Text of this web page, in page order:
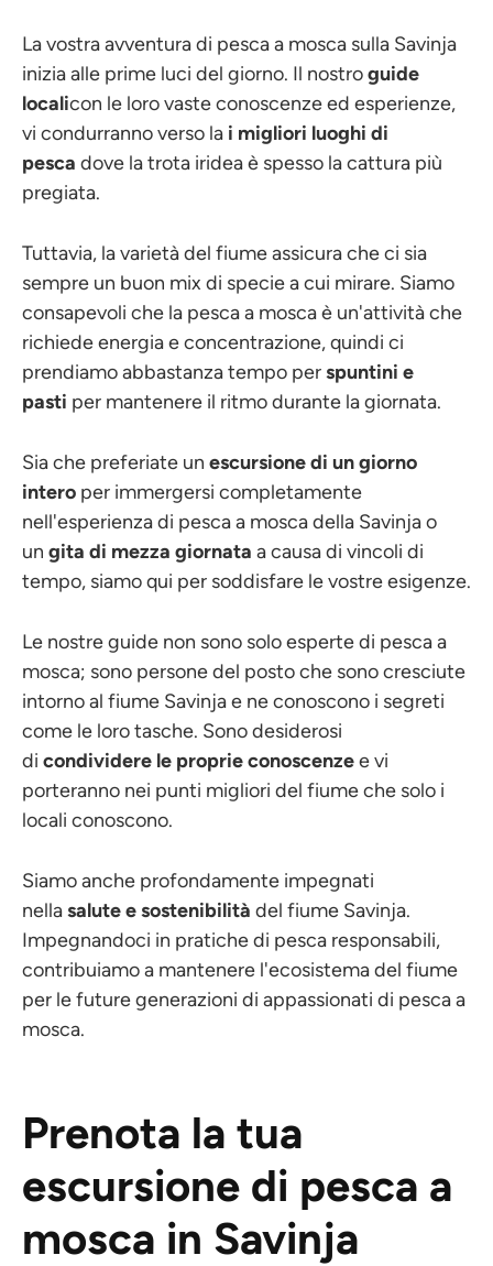
La vostra avventura di pesca a mosca sulla Savinja
inizia alle prime luci del giorno. Il nostroguide
localicon le loro vaste conoscenze ed esperienze,
vi condurranno verso la i migliori luoghi di
pesca dove la trota iridea è spesso la cattura più
pregiata.
Tuttavia, la varietà del fiume assicura che ci sia
sempre un buon mix di specie a cui mirare. Siamo
consapevoli che la pesca a mosca è un'attività che
richiede energia e concentrazione, quindi ci
prendiamo abbastanza tempo perspuntini e
pasti per mantenere il ritmo durante la giornata.
Sia che preferiate un escursione di un giorno
intero per immergersi completamente
nell'esperienza di pesca a mosca della Savinja o
un gita di mezza giornata a causa di vincoli di
tempo, siamo qui per soddisfare le vostre esigenze.
Le nostre guide non sono solo esperte di pesca a
mosca; sono persone del posto che sono cresciute
intorno al fiume Savinja e ne conoscono i segreti
come le loro tasche. Sono desiderosi
di condividere le proprie conoscenzee vi
porteranno nei punti migliori del fiume che solo i
locali conoscono.
Siamo anche profondamente impegnati
nellasalute e sostenibilità del fiume Savinja.
Impegnandoci in pratiche di pesca responsabili,
contribuiamo a mantenere l'ecosistema del fiume
per le future generazioni di appassionati di pesca a
mosca.
Prenota la tua
escursione di pesca a
mosca in Savinja